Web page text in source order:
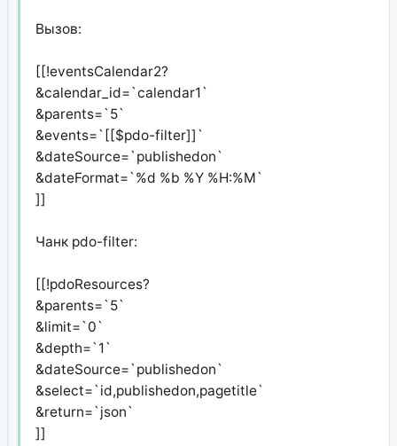
Вызов:
[[!eventsCalendar2?
&calendar_id=`calendar1`
&parents=`5`
&events=`[[$pdo-filter]]`
&dateSource=`publishedon`
&dateFormat=`%d %b %Y %H:%M`
]]
Чанк pdo-filter:
[[!pdoResources?
&parents=`5`
&limit=`0`
&depth=`1`
&dateSource=`publishedon`
&select=`id,publishedon,pagetitle`
&return=`json`
]]